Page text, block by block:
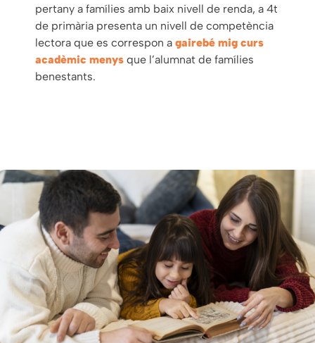
pertany a famílies amb baix nivell de renda, a 4t
de primària presenta un nivell de competència
lectora que es correspon a gairebé mig curs
acadèmic menys que l’alumnat de famílies
benestants.